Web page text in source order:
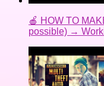
🍎 HOW TO
possible) →